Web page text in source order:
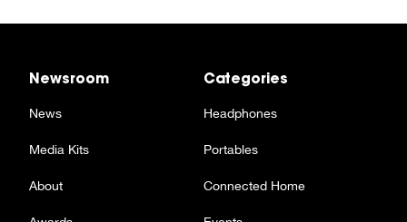
Newsroom
News
Media Kits
About
Categories
Headphones
Portables
Connected Home